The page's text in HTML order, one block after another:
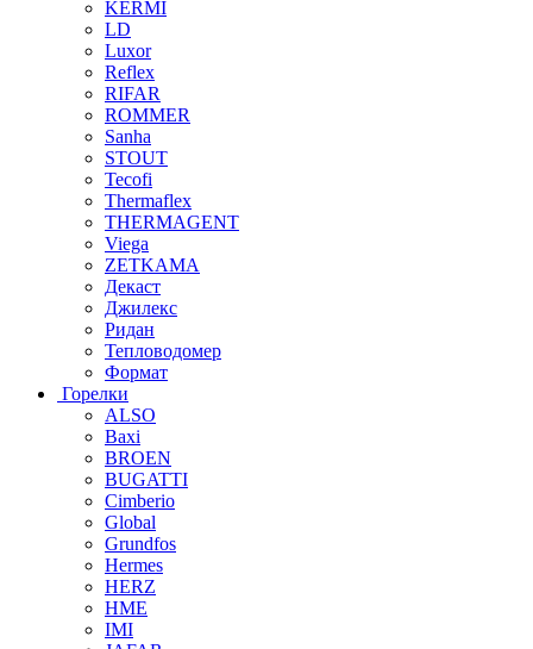
KERMI
LD
Luxor
Reflex
RIFAR
ROMMER
Sanha
STOUT
Tecofi
Thermaflex
THERMAGENT
Viega
ZETKAMA
Декаст
Джилекс
Ридан
Тепловодомер
Формат
Горелки
ALSO
Baxi
BROEN
BUGATTI
Cimberio
Global
Grundfos
Hermes
HERZ
HME
IMI